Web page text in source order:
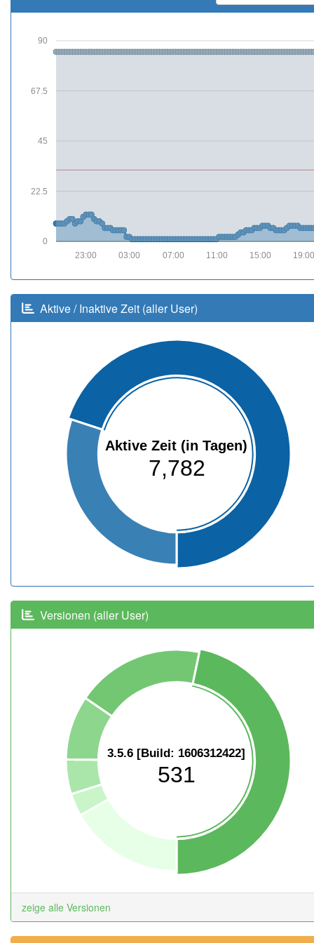
0
22.5
45
67.5
90
19:00
15:00
11:00
07:00
03:00
23:00
Aktive / Inaktive Zeit (aller User)
Aktive Zeit (in Tagen)
7,782
Versionen (aller User)
3.5.6 [Build: 1606312422]
531
zeige alle Versionen